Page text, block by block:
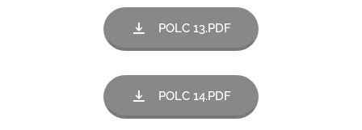
POLC 13.PDF
POLC 14.PDF